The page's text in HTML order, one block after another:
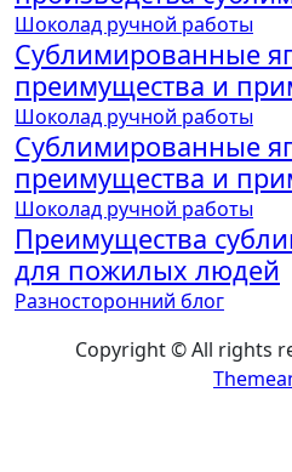
Шоколад ручной работы
Сублимированные
преимущества и
Шоколад ручной работы
Сублимированные
преимущества и
Шоколад ручной работы
Преимущества
для пожилых людей
Разносторонний блог
Copyright © All rights